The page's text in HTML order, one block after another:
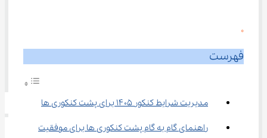
0
فهرست
مدیریت شرایط کنکور ۱۴۰۵ برای پشت کنکوری ‌ها
راهنمای گام به گام پشت کنکوری ‌ها برای موفقیت